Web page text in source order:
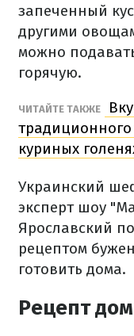
запеченный
другими
можно
горячую.
ЧИТАЙТЕ ТАКЖЕ
куриных
Украинский
эксперт шоу
Ярославский
рецептом
готовить дома.
Рецепт